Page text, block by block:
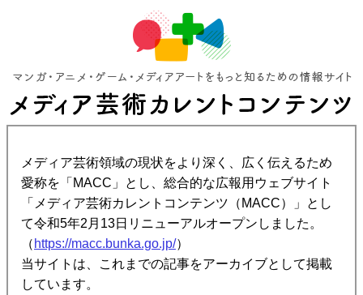
メディア芸術領域の現状をより深く、広く伝えるため
愛称を「MACC」とし、総合的な広報用ウェブサイト
「メディア芸術カレントコンテンツ（MACC）」とし
て令和5年2月13日リニューアルオープンしました。
（ https://macc.bunka.go.jp/）
当サイトは、これまでの記事をアーカイブとして掲載
しています。